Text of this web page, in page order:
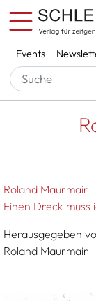
Direkt zum Inhalt
Services
Events
Roland Maurmair
Einen Dreck muss
Herausgegeben
Roland Maurmair